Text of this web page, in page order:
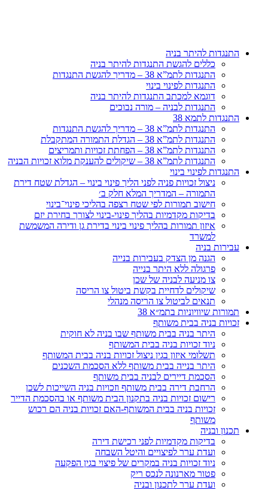
התנגדות להיתר בניה
כללים להגשת התנגדות להיתר בניה
התנגדות לתמ”א 38 – מדריך להגשת התנגדות
התנגדות לפינוי בינוי
דוגמא למכתב התנגדות להיתר בניה
התנגדות לבניה – מורה נבוכים
התנגדות לתמא 38
התנגדות לתמ”א 38 – מדריך להגשת התנגדות
התנגדות לתמ”א 38 – הגדלת התמורה המתקבלת
התנגדות לתמ”א 38 – הפחתת זכויות ותמריצים
התנגדות לתמ”א 38 – שיקולים להענקת מלוא זכויות הבניה
התנגדות לפינוי בינוי
ניצול זכויות פניה לפני הליך פינוי בינוי – הגדלת שטח דירת
התמורה – המדריך המלא חלק ב׳
חישוב תמורות לפי שטח רצפה בהליכי פינוי־בינוי
בדיקות מקדמיות בהליך פינוי-בינוי לצורך בחירת יזם
איזון תמורות בהליך פינוי בינוי בדירת גן ודירה המשמשת
למשרד
עבירות בניה
הגנה מן הצדק בעבירות בנייה
פרגולה ללא היתר בנייה
צו מניעה לבניה של שכן
שיקולים לדחיית בקשת ביטול צו הריסה
תנאים לביטול צו הריסה מנהלי
תמורות שיוויוניות בתמ״א 38
זכויות בניה בבית משותף
היתר בניה בבית משותף שבו בניה לא חוקית
ניוד זכויות בניה בבית המשותף
תשלומי איזון בגין ניצול זכויות בניה בבית המשותף
היתר בנייה בבית משותף ללא הסכמת השכנים
הסכמת דיירים לבניה בבית משותף
הרחבת דירה בבית משותף וזכויות בניה השייכות לשכן
רישום זכויות בניה בתקנון הבית משותף או בהסכמת הדייר
זכויות בניה בבית המשותף-האם זכויות בניה הם רכוש
משותף
תכנון ובניה
בדיקות מקדמיות לפני רכישת דירה
ועדת ערר לפיצויים והיטל השבחה
ניוד זכויות בניה במקרים של פיצוי בגין הפקעה
פטור מארנונה לנכס ריק
ועדת ערר לתכנון ובניה